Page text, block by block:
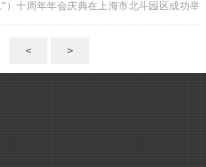
）十周年年会庆典在上海市北斗园区成功举
＜ ＞